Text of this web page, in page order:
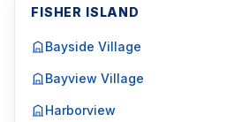
FISHER ISLAND
Bayside Village
Bayview Village
Harborview